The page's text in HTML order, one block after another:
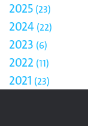
2025 23
2024 22
2023 6
2022 11
2021 23